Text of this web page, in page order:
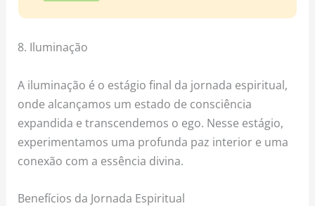
8. Iluminação
A iluminação é o estágio final da jornada espiritual,
onde alcançamos um estado de consciência
expandida e transcendemos o ego. Nesse estágio,
experimentamos uma profunda paz interior e uma
conexão com a essência divina.
Benefícios da Jornada Espiritual